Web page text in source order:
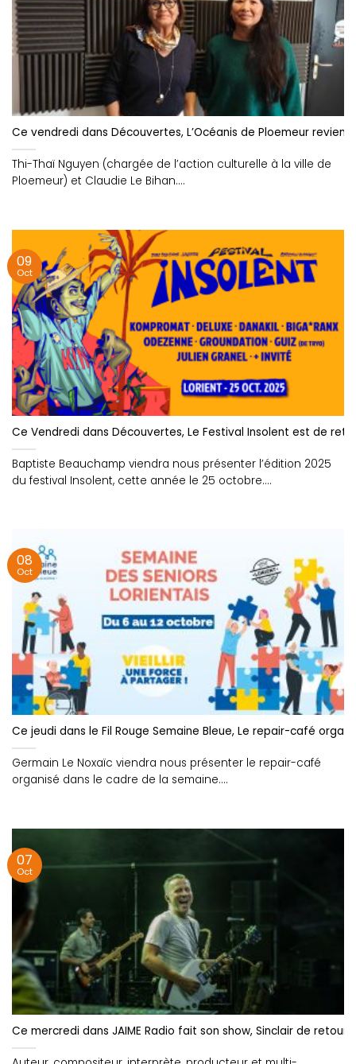
Ce vendredi dans Découvertes, L’Océanis de Ploemeur
Thi-Thaï Nguyen (chargée de l’action culturelle à la ville de
Ploemeur) et Claudie Le Bihan....
Ce Vendredi dans Découvertes, Le Festival Insolent est de
Baptiste Beauchamp viendra nous présenter l’édition 2025
du festival Insolent, cette année le 25 octobre....
09
Oct
Ce jeudi dans le Fil Rouge Semaine Bleue, Le repair-café
Germain Le Noxaïc viendra nous présenter le repair-café
organisé dans le cadre de la semaine....
08
Oct
Ce mercredi dans JAIME Radio fait son show, Sinclair de retour
07
Oct